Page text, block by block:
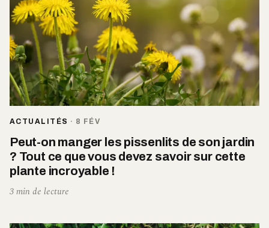
ACTUALITÉS · 8 FÉV
Peut-on manger les pissenlits de son jardin
? Tout ce que vous devez savoir sur cette
plante incroyable !
3 min de lecture